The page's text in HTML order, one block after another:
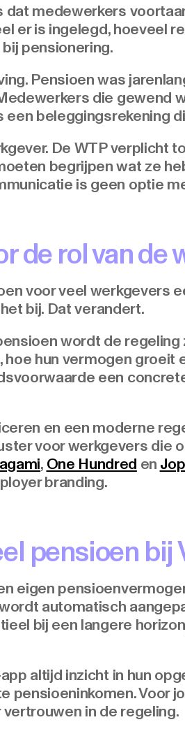
medewerkers
er is ingelegd, hoeveel
pensionering.
Pensioen was
die gewend
beleggingsrekening
De WTP verplicht
begrijpen wat ze
is geen optie
de rol van de
voor veel werkgevers
bij. Dat verandert.
wordt de
hun vermogen groeit
een
en een moderne
voor werkgevers die
, One Hundred en
branding.
pensioen bij
eigen
automatisch
bij een langere
altijd inzicht in hun
pensioeninkomen. Voor
in de regeling.